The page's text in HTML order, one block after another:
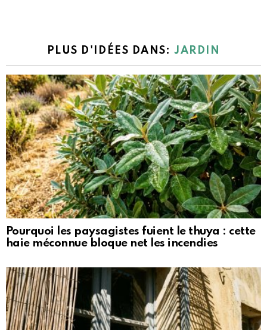
PLUS D'IDÉES DANS:JARDIN
Pourquoi les paysagistes fuient le thuya : cette
haie méconnue bloque net les incendies